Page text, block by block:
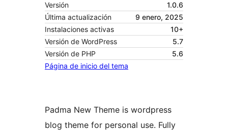
Versión
1.0.6
Última actualización
9 enero, 2025
Instalaciones activas
10+
Versión de WordPress
5.7
Versión de PHP
5.6
Página de inicio del tema
Padma New Theme is wordpress
blog theme for personal use. Fully